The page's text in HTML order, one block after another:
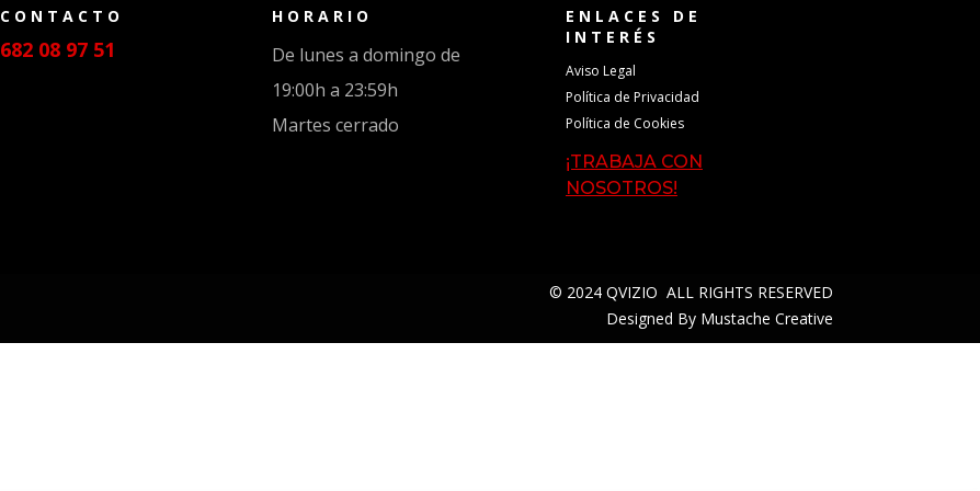
CONTACTO
682 08 97 51
HORARIO
De lunes a domingo de
19:00h a 23:59h
Martes cerrado
ENLACES DE
INTERÉS
Aviso Legal
Política de Privacidad
Política de Cookies
¡TRABAJA CON
NOSOTROS!
© 2024 QVIZIO ALL RIGHTS RESERVED
Designed By Mustache Creative